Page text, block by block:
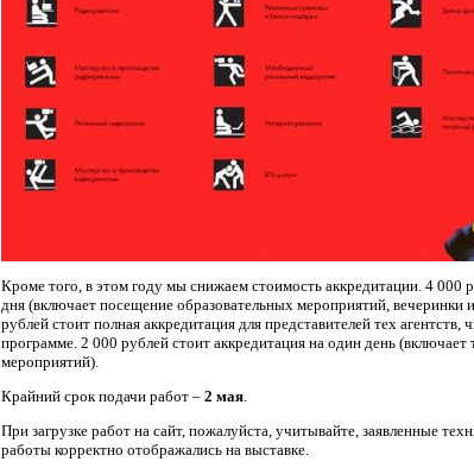
Кроме того, в этом году мы снижаем стоимость аккредитации. 4 000
дня (включает посещение образовательных мероприятий,
рублей стоит полная аккредитация для представителей тех
программе. 2 000 рублей стоит аккредитация на один день (включает
мероприятий).
Крайний срок подачи работ – 2 мая
При загрузке работ на сайт, пожалуйста, учитывайте, заявленные
работы корректно отображались на выставке.